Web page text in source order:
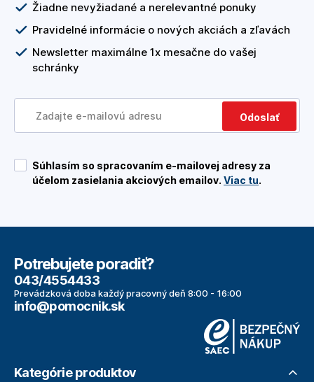
Žiadne nevyžiadané a nerelevantné ponuky
Pravidelné informácie o nových akciách a zľavách
Newsletter maximálne 1x mesačne do vašej
schránky
Odoslať
Súhlasím so spracovaním e-mailovej adresy za
účelom zasielania akciových emailov. Viac tu.
Potrebujete poradiť?
043/4554433
Prevádzková doba každý pracovný deň 8:00 - 16:00
info@pomocnik.sk
Kategórie produktov